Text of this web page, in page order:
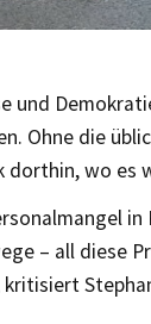
und
Ohne die
dorthin, wo es
in
– all diese